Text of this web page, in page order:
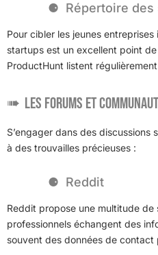
Répertoire des
Pour cibler les jeunes
startups est un excellent point
ProductHunt listent
Les forums et
S’engager dans des discussions
à des trouvailles précieuses :
Reddit
Reddit propose une multitude
professionnels échangent des
souvent des données de contact